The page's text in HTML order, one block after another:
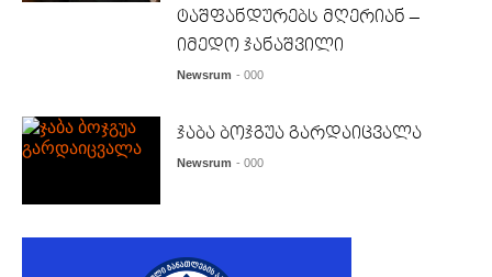
ტაშფანდურებს მღერიან –
იმედო ჯანაშვილი
Newsrum - 000
ჯაბა ბოჯგუა გარდაიცვალა
Newsrum - 000